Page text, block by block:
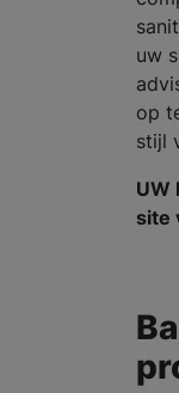
uw
op
stijl
UW
site